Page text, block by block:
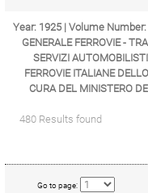
Year: 1925 | Volume
GENERALE FERROVIE -
SERVIZI
FERROVIE ITALIANE
CURA DEL MINISTERO
480 Results found
Go to page: